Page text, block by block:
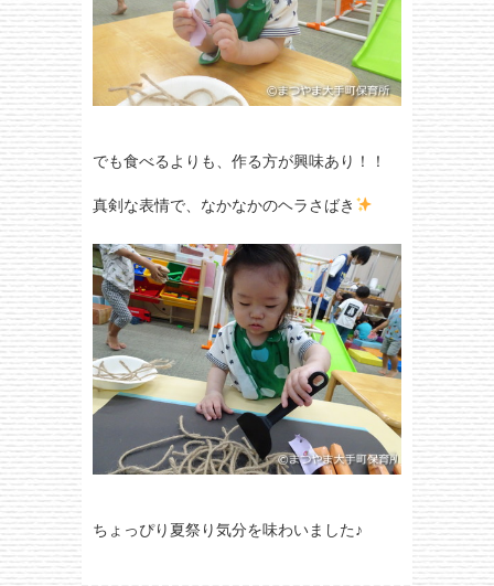
でも食べるよりも、作る方が興味あり！！
真剣な表情で、なかなかのヘラさばき
ちょっぴり夏祭り気分を味わいました♪